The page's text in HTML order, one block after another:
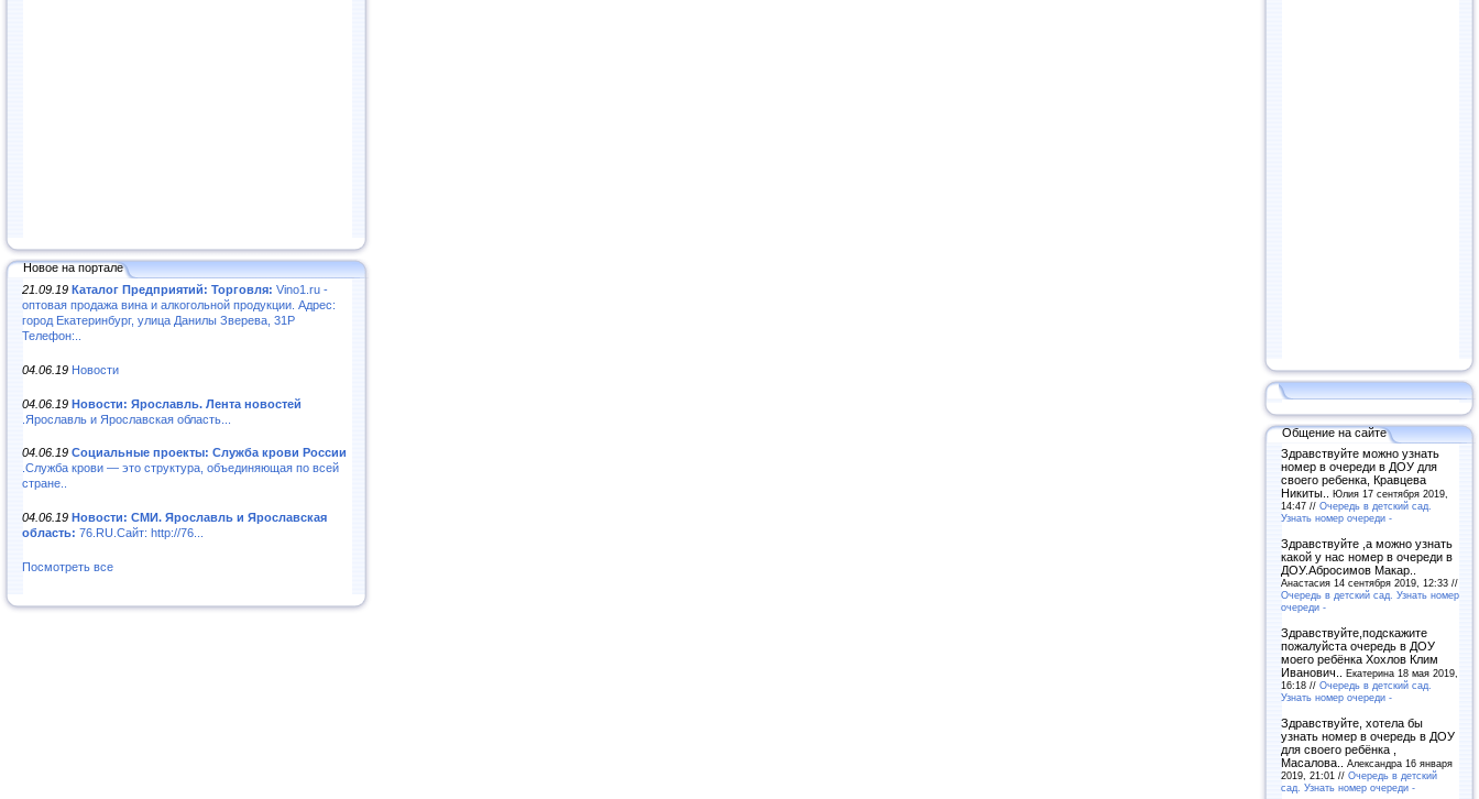
Новое на портале
21.09.19 Каталог Предприятий: Торговля: Vino1.ru -
оптовая продажа вина и алкогольной продукции. Адрес:
город Екатеринбург, улица Данилы Зверева, 31Р
Телефон:..
04.06.19 Новости
04.06.19 Новости: Ярославль. Лента новостей
.Ярославль и Ярославская область...
04.06.19 Социальные проекты: Служба крови России
.Служба крови — это структура, объединяющая по всей
стране..
04.06.19 Новости: СМИ. Ярославль и Ярославская
область: 76.RU.Сайт: http://76...
Посмотреть все
Общение на сайте
Здравствуйте можно узнать
номер в очереди в ДОУ для
своего ребенка, Кравцева
Никиты.. Юлия 17 сентября 2019,
14:47 // Очередь в детский сад.
Узнать номер очереди -
Здравствуйте ,а можно узнать
какой у нас номер в очереди в
ДОУ.Абросимов Макар..
Анастасия 14 сентября 2019, 12:33 //
Очередь в детский сад. Узнать номер
очереди -
Здравствуйте,подскажите
пожалуйста очередь в ДОУ
моего ребёнка Хохлов Клим
Иванович.. Екатерина 18 мая 2019,
16:18 // Очередь в детский сад.
Узнать номер очереди -
Здравствуйте, хотела бы
узнать номер в очередь в ДОУ
для своего ребёнка ,
Масалова.. Александра 16 января
2019, 21:01 // Очередь в детский
сад. Узнать номер очереди -